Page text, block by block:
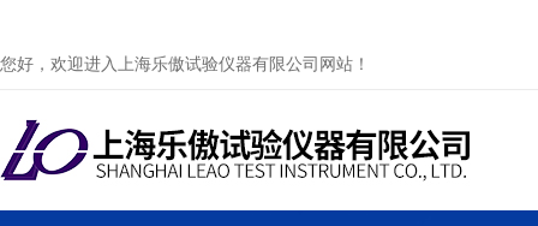
您好，欢迎进入上海乐傲试验仪器有限公司网站！